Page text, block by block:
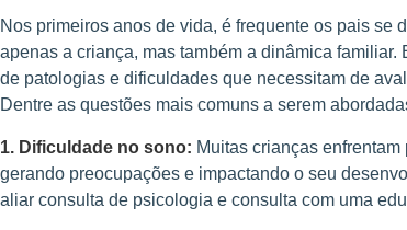
Nos primeiros anos de vida, é frequente os pais se
apenas a criança, mas também a dinâmica
de patologias e dificuldades que necessitam de
Dentre as questões mais comuns a serem
1. Dificuldade no sono: Muitas crianças
gerando preocupações e impactando o seu
aliar consulta de psicologia e consulta com uma